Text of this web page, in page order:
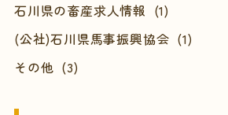
石川県の畜産求人情報 (1)
(公社)石川県馬事振興協会 (1)
その他 (3)